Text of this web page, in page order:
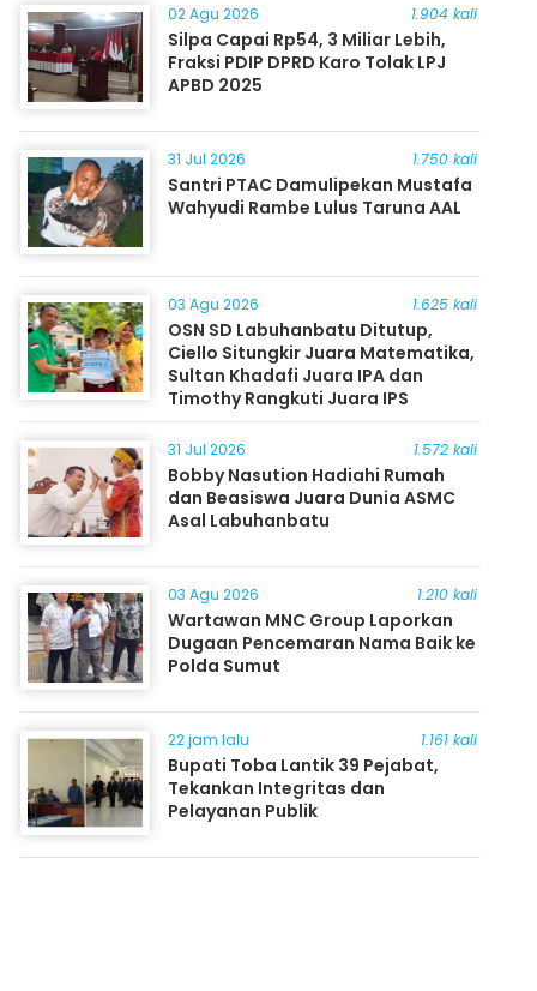
02 Agu 2026 1.904 kali
Silpa Capai Rp54, 3 Miliar Lebih,
Fraksi PDIP DPRD Karo Tolak LPJ
APBD 2025
31 Jul 2026 1.750 kali
Santri PTAC Damulipekan Mustafa
Wahyudi Rambe Lulus Taruna AAL
03 Agu 2026 1.625 kali
OSN SD Labuhanbatu Ditutup,
Ciello Situngkir Juara Matematika,
Sultan Khadafi Juara IPA dan
Timothy Rangkuti Juara IPS
31 Jul 2026 1.572 kali
Bobby Nasution Hadiahi Rumah
dan Beasiswa Juara Dunia ASMC
Asal Labuhanbatu
03 Agu 2026 1.210 kali
Wartawan MNC Group Laporkan
Dugaan Pencemaran Nama Baik ke
Polda Sumut
22 jam lalu 1.161 kali
Bupati Toba Lantik 39 Pejabat,
Tekankan Integritas dan
Pelayanan Publik